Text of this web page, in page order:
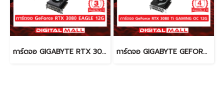
การ์ดจอ GIGABYTE RTX 3080 (VGA) การ์ดจอ GIGABYTE GEFORCE RTX 3080 TI (VGA)